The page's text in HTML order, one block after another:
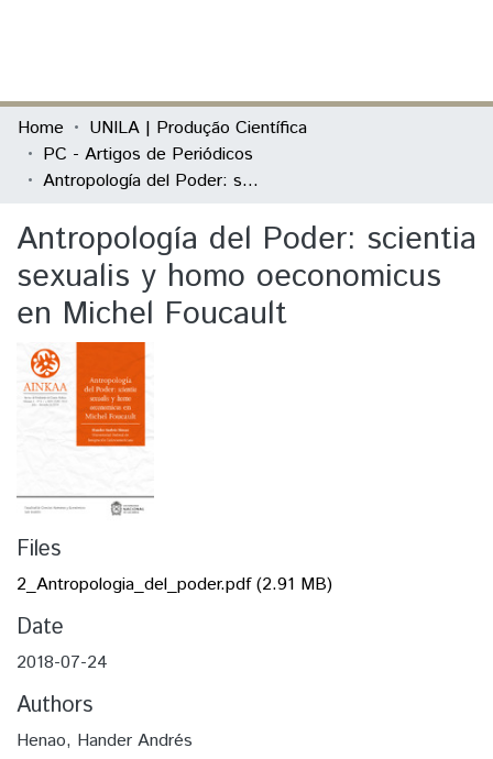
Communities & Collections
All of DSpace
Home
UNILA | Produção Científica
PC - Artigos de Periódicos
Antropología del Poder: scientia sexualis y homo oeconomicus en Michel Foucault
Antropología del Poder: scientia
sexualis y homo oeconomicus
en Michel Foucault
Files
2_Antropologia_del_poder.pdf(2.91 MB)
Date
2018-07-24
Authors
Henao, Hander Andrés